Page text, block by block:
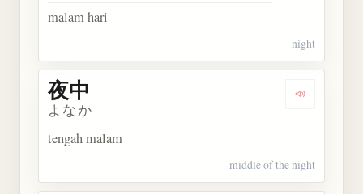
malam hari
night
Dengarkan
夜中
よなか
tengah malam
middle of the night